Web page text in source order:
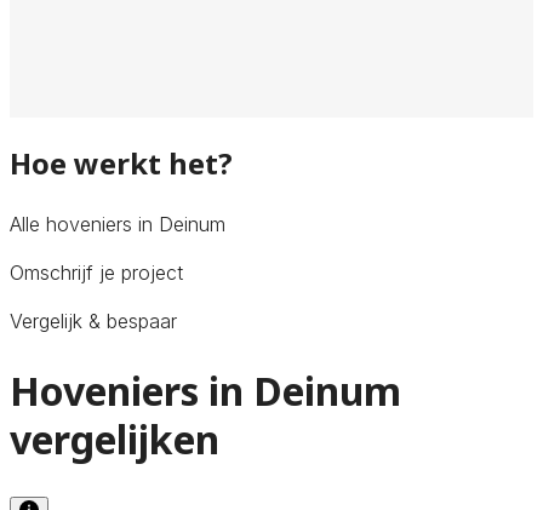
Hoe werkt het?
Alle hoveniers in Deinum
Omschrijf je project
Vergelijk & bespaar
Hoveniers in Deinum
vergelijken